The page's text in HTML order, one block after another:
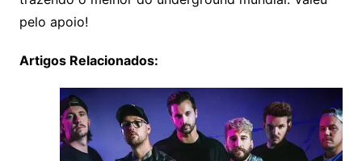
pelo apoio!
Artigos Relacionados: